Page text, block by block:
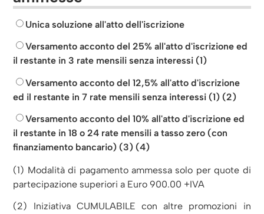
Unica soluzione all'atto dell'iscrizione
Versamento acconto del 25% all'atto d'iscrizione ed
il restante in 3 rate mensili senza interessi (1)
Versamento acconto del 12,5% all'atto d'iscrizione
ed il restante in 7 rate mensili senza interessi (1) (2)
Versamento acconto del 10% all'atto d'iscrizione ed
il restante in 18 o 24 rate mensili a tasso zero (con
finanziamento bancario) (3) (4)
(1) Modalità di pagamento ammessa solo per quote di
partecipazione superiori a Euro 900.00 +IVA
(2) Iniziativa CUMULABILE con altre promozioni in